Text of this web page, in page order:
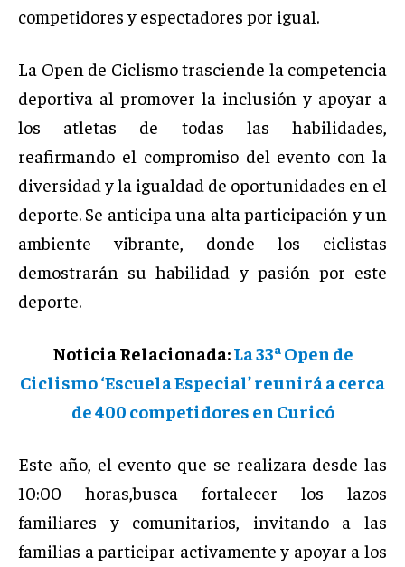
competidores y espectadores por igual.
La Open de Ciclismo trasciende la competencia
deportiva al promover la inclusión y apoyar a
los atletas de todas las habilidades,
reafirmando el compromiso del evento con la
diversidad y la igualdad de oportunidades en el
deporte. Se anticipa una alta participación y un
ambiente vibrante, donde los ciclistas
demostrarán su habilidad y pasión por este
deporte.
Noticia Relacionada:La 33ª Open de
Ciclismo ‘Escuela Especial’ reunirá a cerca
de 400 competidores en Curicó
Este año, el evento que se realizara desde las
10:00 horas,busca fortalecer los lazos
familiares y comunitarios, invitando a las
familias a participar activamente y apoyar a los